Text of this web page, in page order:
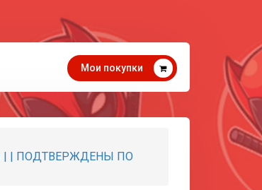
Мои покупки
| | ПОДТВЕРЖДЕНЫ ПО